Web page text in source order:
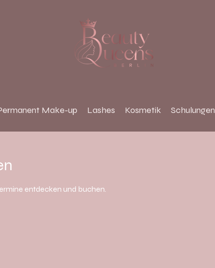
Make-up Lashes Kosmetik Schulungen
entdecken und buchen.